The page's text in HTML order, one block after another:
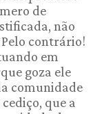
de
não
contrário!
em
goza ele
comunidade
que a